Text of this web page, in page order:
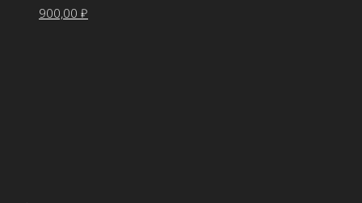
900,00 ₽